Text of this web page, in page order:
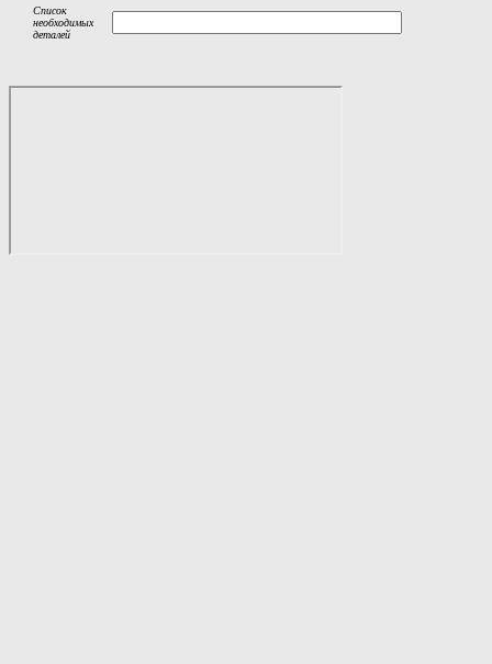
Список
необходимых
деталей